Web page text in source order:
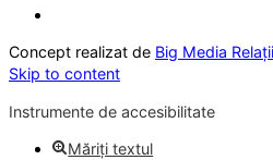
Concept realizat de Big Media
Skip to content
Instrumente de accesibilitate
Măriți textul